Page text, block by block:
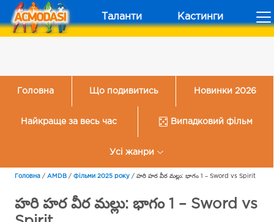
Таланти Кастинги
Головна Що подивитись Новинки 2026
Найкраще за весь час Випадковий фільм
Усі жанри
Головна / AMDB / Фільми 2025 року / హరి హర వీర మల్లు: భాగం 1 – Sword vs Spirit
హరి హర వీర మల్లు: భాగం 1 – Sword vs